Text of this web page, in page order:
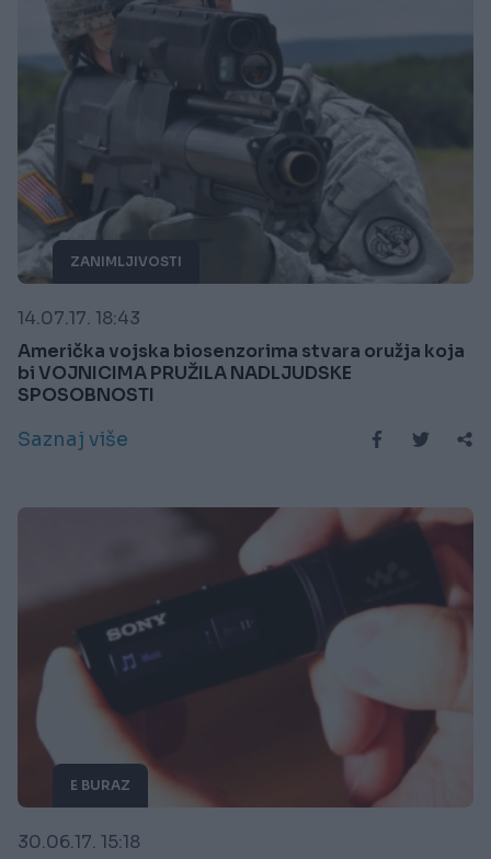
ZANIMLJIVOSTI
14.07.17. 18:43
Američka vojska biosenzorima stvara oružja koja
bi VOJNICIMA PRUŽILA NADLJUDSKE
SPOSOBNOSTI
Saznaj više
E BURAZ
30.06.17. 15:18